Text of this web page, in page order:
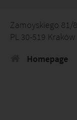
Zamoyskiego 81/8
PL 30-519 Kraków
Homepage